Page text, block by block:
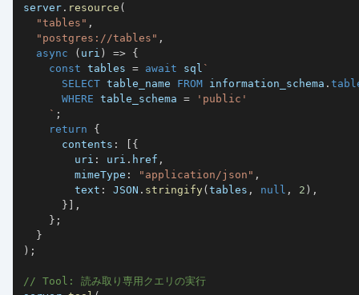
server . resource (
"tables" ,
"postgres://tables" ,
async
( uri ) => {
const tables = await sql `
SELECT table_name FROM information_schema .
WHERE table_schema =
'public'
` ;
return
{
      contents
: [ {
        uri
: uri . href ,
        mimeType
: "application/json" ,
        text
: JSON . stringify(tables , null , 2 ) ,
} ] ,
} ;
}
) ;
// Tool: 読み取り専用クエリの実行